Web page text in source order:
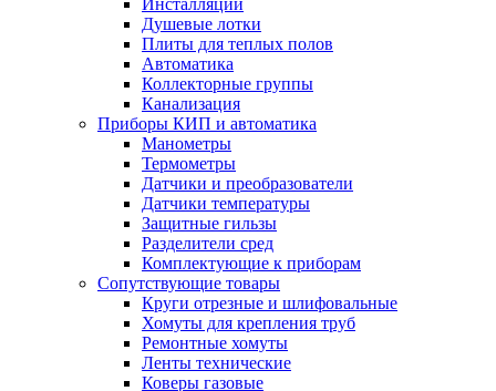
Инсталляции
Душевые лотки
Плиты для теплых полов
Автоматика
Коллекторные группы
Канализация
Приборы КИП и автоматика
Манометры
Термометры
Датчики и преобразователи
Датчики температуры
Защитные гильзы
Разделители сред
Комплектующие к приборам
Сопутствующие товары
Круги отрезные и шлифовальные
Хомуты для крепления труб
Ремонтные хомуты
Ленты технические
Коверы газовые